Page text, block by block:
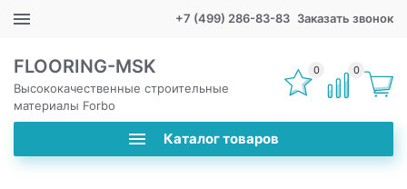
+7 (499) 286-83-83 Заказать звонок
FLOORING-MSK
Высококачественные строительные
материалы Forbo
Каталог товаров
0 0